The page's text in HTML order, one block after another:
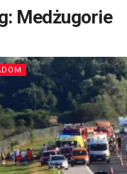
Medżugorie